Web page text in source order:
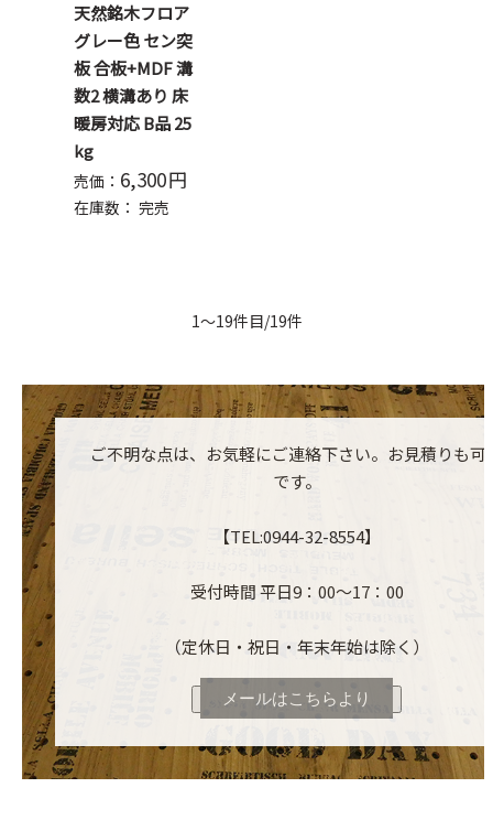
天然銘木フロア
グレー色 セン突
板 合板+MDF 溝
数2 横溝あり 床
暖房対応 B品 25
kg
売価： 6,300円
在庫数： 完売
1～19件目/19件
ご不明な点は、お気軽にご連絡下さい。お見積りも可
です。
【TEL:0944-32-8554】
受付時間 平日9：00～17：00
（定休日・祝日・年末年始は除く）
メールはこちらより